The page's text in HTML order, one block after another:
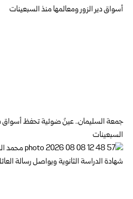
جمعة السليمان.. عينٌ ضوئية تحفظ أسواق
السبعينات